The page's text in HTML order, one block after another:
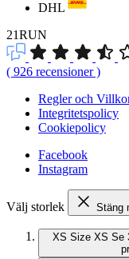
DHL
21RUN
( 926 recensioner)
Regler och
Integritetspolicy
Cookiepolicy
Facebook
Instagram
Välj storlek Stäng
XS Size XS Se